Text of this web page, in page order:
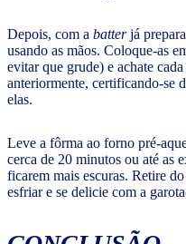
Depois, com a batterjá
usando as mãos. Coloque-as
evitar que grude) e achate
anteriormente, certificando-se
elas.
Leve a fôrma ao forno pré-
cerca de 20 minutos ou até as
ficarem mais escuras. Retire
esfriar e se delicie com a